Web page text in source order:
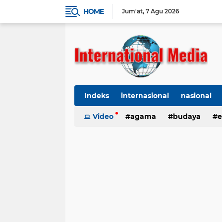
HOME Jum'at 7 Agu 2026
Indeks internasional nasional
Ekbis TNI-Polri Organisasi
Video agama budaya